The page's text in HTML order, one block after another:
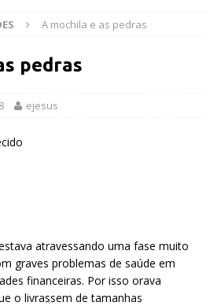
A mochila e as pedras
pedras
ejesus
atravessando uma fase muito
graves problemas de saúde em
financeiras. Por isso orava
o livrassem de tamanhas